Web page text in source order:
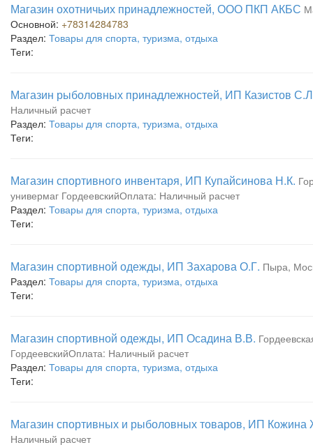
Магазин охотничьих принадлежностей, ООО ПКП АКБС
Основной: +78314284783
Раздел: Товары для спорта, туризма, отдыха
Теги:
Магазин рыболовных принадлежностей, ИП Казистов
Наличный расчет
Раздел: Товары для спорта, туризма, отдыха
Теги:
Магазин спортивного инвентаря, ИП Купайсинова Н.К.
универмаг ГордеевскийОплата: Наличный расчет
Раздел: Товары для спорта, туризма, отдыха
Теги:
Магазин спортивной одежды, ИП Захарова О.Г. Пыра,
Раздел: Товары для спорта, туризма, отдыха
Теги:
Магазин спортивной одежды, ИП Осадина В.В.
ГордеевскийОплата: Наличный расчет
Раздел: Товары для спорта, туризма, отдыха
Теги:
Магазин спортивных и рыболовных товаров, ИП
Наличный расчет